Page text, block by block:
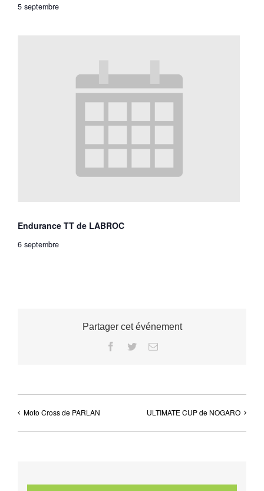
5 septembre
Endurance TT de LABROC
6 septembre
Partager cet événement
Facebook
TwitterEmail
Moto Cross de PARLAN ULTIMATE CUP de NOGARO